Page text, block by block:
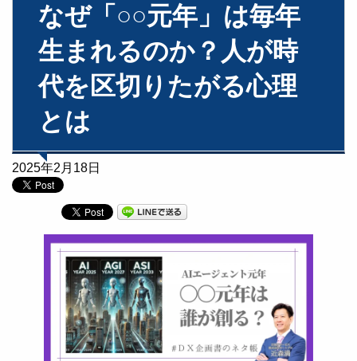
なぜ「○○元年」は毎年
生まれるのか？人が時
代を区切りたがる心理
とは
2025年2月18日